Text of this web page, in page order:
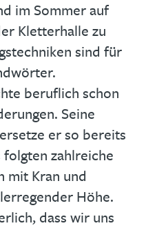
im Sommer auf
Kletterhalle zu
sind für
beruflich schon
Seine
er so bereits
folgten zahlreiche
mit Kran und
Höhe.
dass wir uns